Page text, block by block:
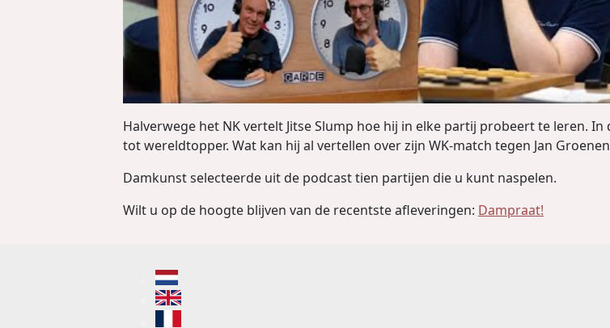
Halverwege het NK vertelt Jitse Slump hoe hij in elke partij probeert te leren.
tot wereldtopper. Wat kan hij al vertellen over zijn WK-match tegen Jan
Damkunst selecteerde uit de podcast tien partijen die u kunt naspelen.
Wilt u op de hoogte blijven van de recentste afleveringen: Dampraat!